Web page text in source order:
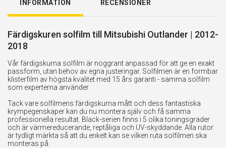
INFORMATION RECENSIONER
Färdigskuren solfilm till Mitsubishi Outlander | 2012-
2018
Vår färdigskurna solfilm är noggrant anpassad för att ge en exakt
passform, utan behov av egna justeringar. Solfilmen är en formbar
klisterfilm av högsta kvalitet med 15 års garanti - samma solfilm
som experterna använder.
Tack vare solfilmens färdigskurna mått och dess fantastiska
krympegenskaper kan du nu montera själv och få samma
professionella resultat. Black-serien finns i 5 olika toningsgrader
och är värmereducerande, reptåliga och UV-skyddande. Alla rutor
är tydligt märkta så att du enkelt kan se vilken ruta solfilmen ska
monteras på.